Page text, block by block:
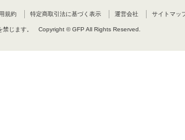
規約 特定商取引法に基づく表示 運営会社 サイトマッ
じます。 Copyright © GFP All Rights Reserved.